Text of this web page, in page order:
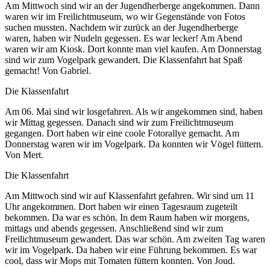
Am Mittwoch sind wir an der Jugendherberge angekommen. Dann
waren wir im Freilichtmuseum, wo wir Gegenstände von Fotos
suchen mussten. Nachdem wir zurück an der Jugendherberge
waren, haben wir Nudeln gegessen. Es war lecker! Am Abend
waren wir am Kiosk. Dort konnte man viel kaufen. Am Donnerstag
sind wir zum Vogelpark gewandert. Die Klassenfahrt hat Spaß
gemacht! Von Gabriel.
Die Klassenfahrt
Am 06. Mai sind wir losgefahren. Als wir angekommen sind, haben
wir Mittag gegessen. Danach sind wir zum Freilichtmuseum
gegangen. Dort haben wir eine coole Fotorallye gemacht. Am
Donnerstag waren wir im Vogelpark. Da konnten wir Vögel füttern.
Von Mert.
Die Klassenfahrt
Am Mittwoch sind wir auf Klassenfahrt gefahren. Wir sind um 11
Uhr angekommen. Dort haben wir einen Tagesraum zugeteilt
bekommen. Da war es schön. In dem Raum haben wir morgens,
mittags und abends gegessen. Anschließend sind wir zum
Freilichtmuseum gewandert. Das war schön. Am zweiten Tag waren
wir im Vogelpark. Da haben wir eine Führung bekommen. Es war
cool, dass wir Mops mit Tomaten füttern konnten. Von Joud.